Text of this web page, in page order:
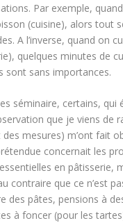
Par exemple,
(cuisine), alors tout
A l’inverse, quand on
quelques minutes de
sont sans importances.
séminaire, certains, qui
que je viens de
mesures) m’ont fait
concernait les
en pâtisserie,
contraire que ce n’est
des pâtes, pensions à
à foncer (pour les